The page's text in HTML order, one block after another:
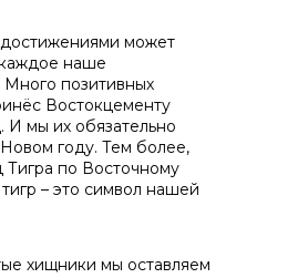
может
каждое наше
позитивных
Востокцементу
И мы их обязательно
году. Тем более,
Тигра по Восточному
– это символ нашей
хищники мы оставляем